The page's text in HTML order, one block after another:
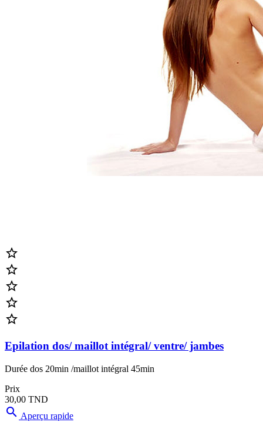





Epilation dos/ maillot intégral/ ventre/ jambes
Durée dos 20min /maillot intégral 45min
Prix
30,00 TND
 Aperçu rapide